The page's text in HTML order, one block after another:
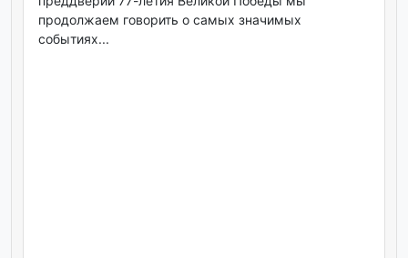
продолжаем говорить о самых значимых
событиях...